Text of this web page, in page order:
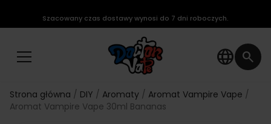
language search
Szacowany czas dostawy wynosi do 7 dni roboczych.
Strona główna DIY Aromaty
Aromat Vampire Vape
Aromat Vampire Vape 30ml Bananas